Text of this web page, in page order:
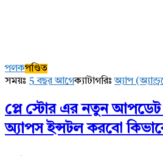
Latest
প্রশ্ন
পলকপণ্ডিত
সময়ঃ 5 বছর আগেক্যাটাগরিঃঅ্যাপ
প্লে স্টোর এর নতুন
অ্যাপস ইন্সটল করবো